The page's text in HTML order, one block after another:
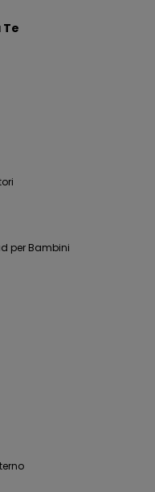
Te
per Bambini